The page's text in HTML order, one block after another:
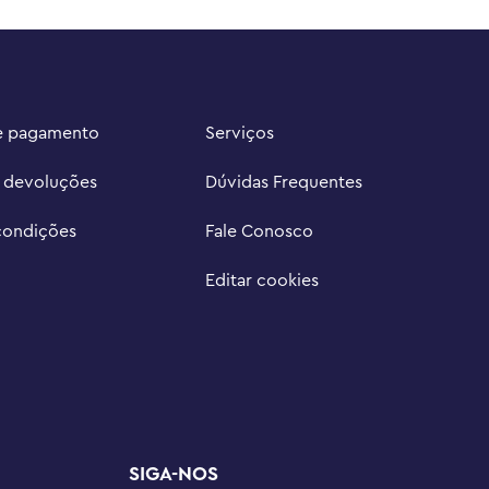
pagamento
devoluções
Serviços
Dúvidas Frequentes
Fale Conosco
Editar cookies
SIGA-NOS